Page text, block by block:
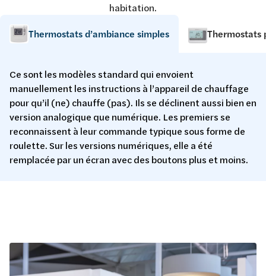
habitation.
Thermostats d’ambiance simples Thermostats
Ce sont les modèles standard qui envoient
manuellement les instructions à l’appareil de chauffage
pour qu’il (ne) chauffe (pas). Ils se déclinent aussi bien en
version analogique que numérique. Les premiers se
reconnaissent à leur commande typique sous forme de
roulette. Sur les versions numériques, elle a été
remplacée par un écran avec des boutons plus et moins.